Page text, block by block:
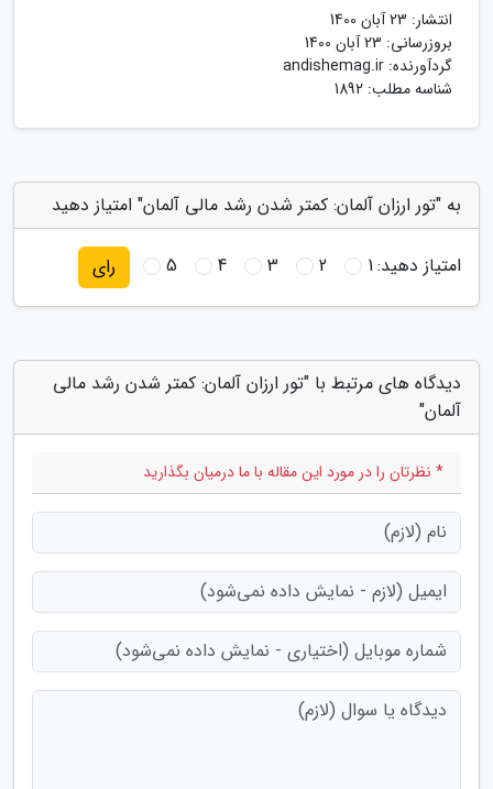
انتشار: 23 آبان 1400
بروزرسانی: 23 آبان 1400
گردآورنده: andishemag.ir
شناسه مطلب: 1892
به "تور ارزان آلمان: کمتر شدن رشد مالی آلمان" امتیاز دهید
امتیاز دهید:1
2
3
4
5 رای
دیدگاه های مرتبط با "تور ارزان آلمان: کمتر شدن رشد مالی
آلمان"
* نظرتان را در مورد این مقاله با ما درمیان بگذارید